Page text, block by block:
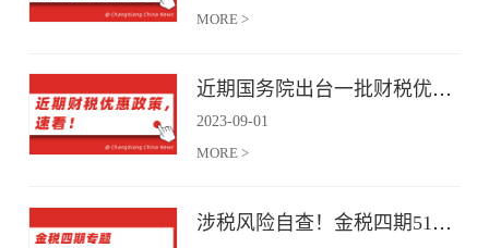
MORE >
近期国务院出台一批财税优惠政策，速看！
2023-09-01
MORE >
涉税风险自查！金税四期51项风险提示！